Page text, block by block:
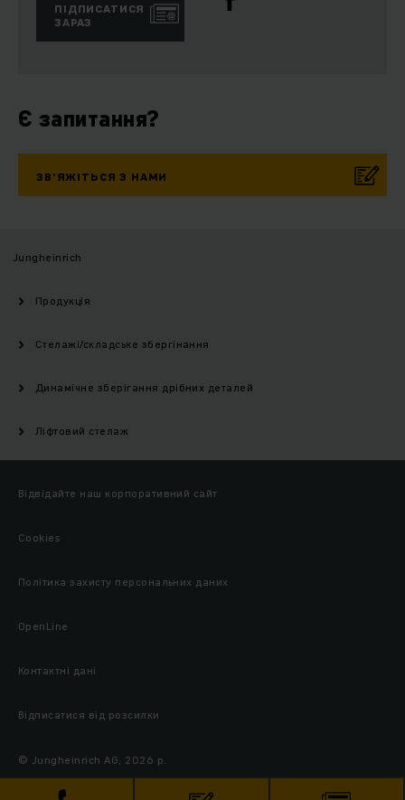
ПІДПИСАТИСЯ
ЗАРАЗ
Є запитання?
ЗВ’ЯЖІТЬСЯ З НАМИ
Jungheinrich
Продукція
Стелажі/складське збергінання
Динамічне зберігання дрібних деталей
Ліфтовий стелаж
Відвідайте наш корпоративний сайт
Cookies
Політика захисту персональних даних
OpenLine
Контактні дані
Відписатися від розсилки
© Jungheinrich AG, 2026 р.